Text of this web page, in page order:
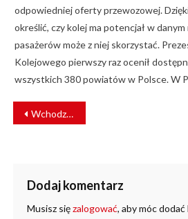
odpowiedniej oferty przewozowej.
określić, czy kolej ma potencjał w
pasażerów może z niej skorzystać.
Kolejowego pierwszy raz ocenił
wszystkich 380 powiatów w Polsce. W
NAWIGACJA
WPISU
Wchodzi w życie nowy rozkład jazdy pociągów
Dodaj komentarz
Musisz sięzalogować, aby móc